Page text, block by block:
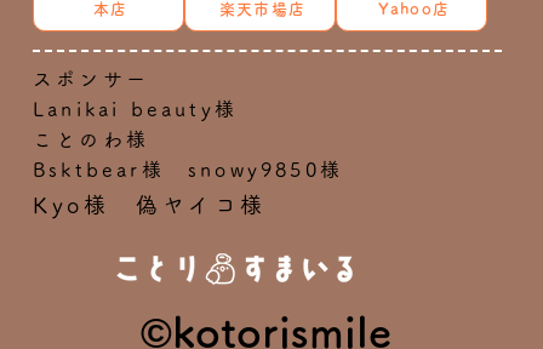
本店 楽天市場店 Yahoo店
©kotorismile
スポンサー
Lanikai beauty様
ことのわ様
Bsktbear様 snowy9850様
Kyo様 偽ヤイコ様